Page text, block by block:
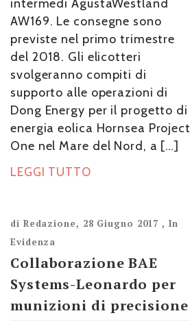
intermedi AgustaWestland
AW169. Le consegne sono
previste nel primo trimestre
del 2018. Gli elicotteri
svolgeranno compiti di
supporto alle operazioni di
Dong Energy per il progetto di
energia eolica Hornsea Project
One nel Mare del Nord, a […]
LEGGI TUTTO
di Redazione, 28 Giugno 2017 , In
Evidenza
Collaborazione BAE
Systems-Leonardo per
munizioni di precisione